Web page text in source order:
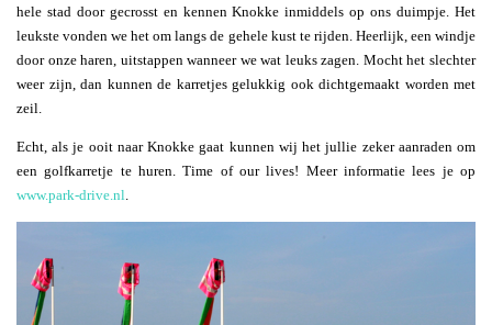
hele stad door gecrosst en kennen Knokke inmiddels op ons duimpje. Het
leukste vonden we het om langs de gehele kust te rijden. Heerlijk, een windje
door onze haren, uitstappen wanneer we wat leuks zagen. Mocht het slechter
weer zijn, dan kunnen de karretjes gelukkig ook dichtgemaakt worden met
zeil.
Echt, als je ooit naar Knokke gaat kunnen wij het jullie zeker aanraden om
een golfkarretje te huren. Time of our lives! Meer informatie lees je op
www.park-drive.nl